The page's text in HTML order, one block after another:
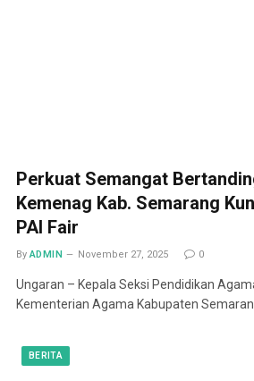
Perkuat Semangat
Kemenag Kab. Semarang
PAI Fair
By ADMIN November 27, 2025 0
Ungaran – Kepala Seksi Pendidikan
Kementerian Agama Kabupaten
BERITA